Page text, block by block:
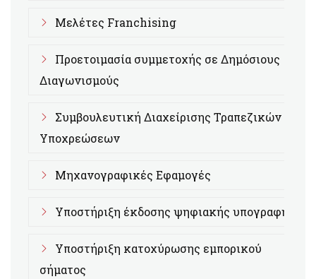
Μελέτες Franchising
Προετοιμασία συμμετοχής σε Δημόσιους
Διαγωνισμούς
Συμβουλευτική Διαχείρισης Τραπεζικών
Υποχρεώσεων
Μηχανογραφικές Εφαμογές
Υποστήριξη έκδοσης ψηφιακής υπογραφής
Υποστήριξη κατοχύρωσης εμπορικού
σήματος